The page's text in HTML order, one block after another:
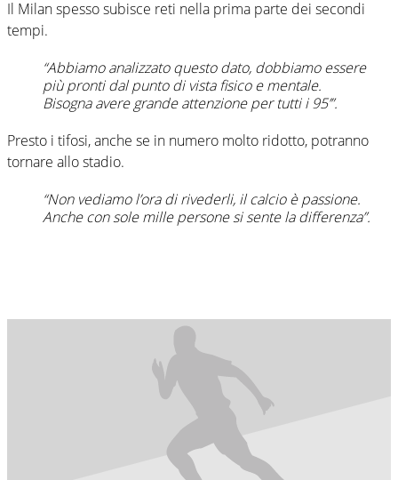
Il Milan spesso subisce reti nella prima parte dei secondi
tempi.
“Abbiamo analizzato questo dato, dobbiamo essere
più pronti dal punto di vista fisico e mentale.
Bisogna avere grande attenzione per tutti i 95’”.
Presto i tifosi, anche se in numero molto ridotto, potranno
tornare allo stadio.
“Non vediamo l’ora di rivederli, il calcio è passione.
Anche con sole mille persone si sente la differenza”.